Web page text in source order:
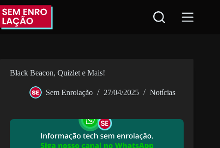
Pular
para
conteúdo
Black Beacon, Quizlet e Mais!
Sem Enrolação 27/04/2025 Notícias